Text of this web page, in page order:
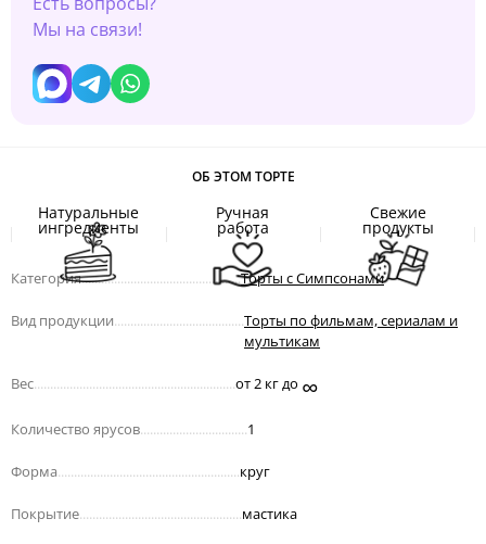
Мы на связи!
ОБ ЭТОМ ТОРТЕ
Натуральные
ингредиенты
Ручная
работа
Свежие
продукты
Категория.................................................Торты с Симпсонами
Вид продукции
Торты по фильмам, сериалам и
мультикам
Вес от 2 кг до ∞
Количество ярусов 1
Форма круг
Покрытие мастика